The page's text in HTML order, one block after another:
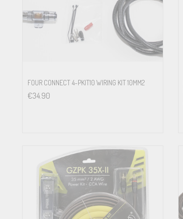
FOUR CONNECT 4-PKIT10 WIRING KIT 10MM2
€34.90